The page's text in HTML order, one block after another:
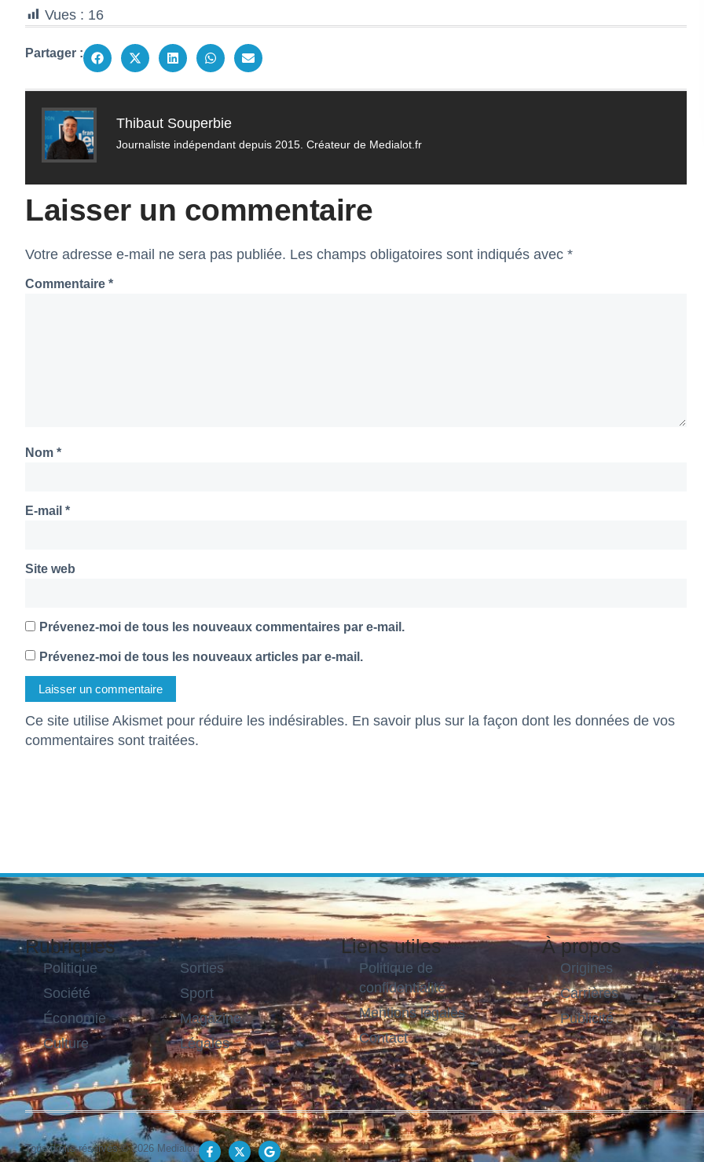
Vues : 16
Partager :
Thibaut Souperbie
Journaliste indépendant depuis 2015. Créateur de Medialot.fr
Laisser un commentaire
Votre adresse e-mail ne sera pas publiée. Les champs obligatoires sont indiqués avec *
Commentaire *
Nom *
E-mail *
Site web
Prévenez-moi de tous les nouveaux commentaires par e-mail.
Prévenez-moi de tous les nouveaux articles par e-mail.
Ce site utilise Akismet pour réduire les indésirables. En savoir plus sur la façon dont les données de vos
commentaires sont traitées.
Rubriques
Politique
Société
Économie
Culture
Sorties
Sport
Magazine
Légales
Liens utiles
Politique de
confidentialité
Mentions légales
Contact
À propos
Origines
Carrières
Publicité
Tous droits réservés © 2026 Medialot.